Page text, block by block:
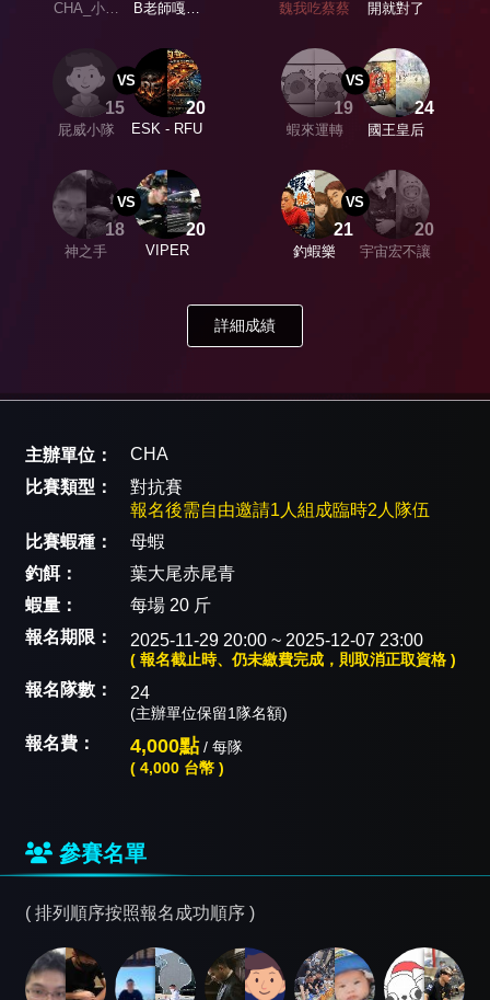
CHA_小豪
B老師嘎嘎
15
屁威小隊
VS
20
ESK - RFU
18
神之手
VS
20
VIPER
魏我吃蔡蔡 開就對了
19
蝦來運轉
VS
24
國王皇后
21
釣蝦樂
VS
20
宇宙宏不讓
詳細成績
主辦單位：
CHA
比賽類型：
對抗賽
報名後需自由邀請1人組成臨時2人隊伍
比賽蝦種：
母蝦
釣餌：
葉大尾赤尾青
蝦量：
每場 20 斤
報名期限：
2025-11-29 20:00 ~ 2025-12-07 23:00
( 報名截止時、仍未繳費完成，則取消正取資格 )
報名隊數： 24
(主辦單位保留1隊名額)
報名費： 4,000點/ 每隊
( 4,000 台幣 )
參賽名單
( 排列順序按照報名成功順序 )